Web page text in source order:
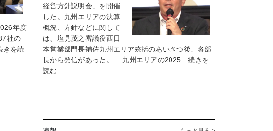
年度
社の
きを読
経営方針説明会」を開催
した。九州エリアの決算
概況、方針などに関して
は、塩見茂之審議役西日
本営業部門長補佐九州エリア統括のあいさつ後、各部
長から発信があった。 九州エリアの2025…続きを
読む